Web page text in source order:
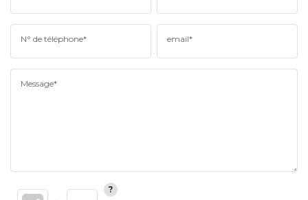
N° de téléphone* email*
Message*